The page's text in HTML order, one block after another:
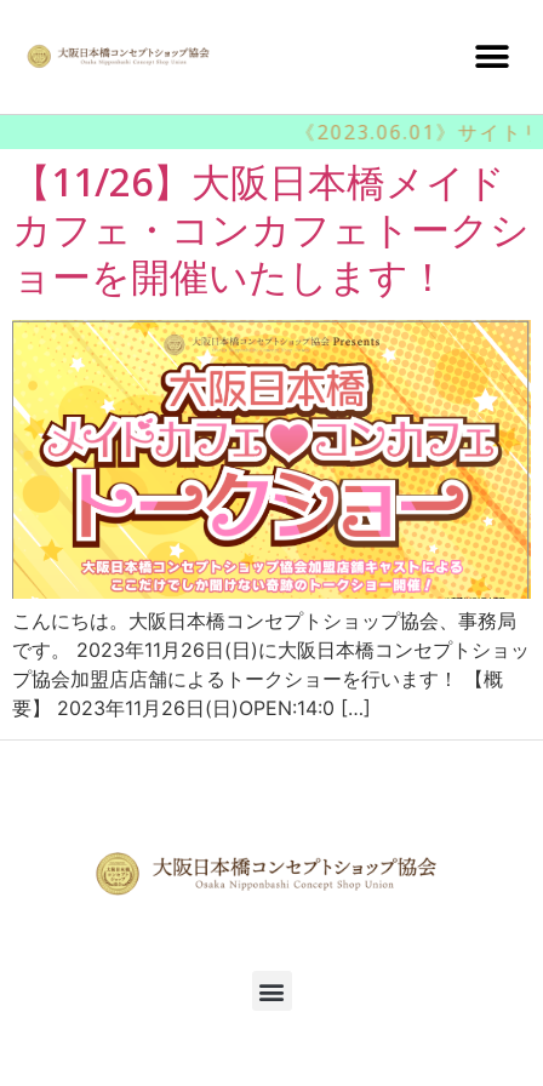
《2023.06.01》サイト
【11/26】大阪日本橋メイド
カフェ・コンカフェトークシ
ョーを開催いたします！
こんにちは。大阪日本橋コンセプトショップ協会、事務局
です。 2023年11月26日(日)に大阪日本橋コンセプトショッ
プ協会加盟店店舗によるトークショーを行います！ 【概
要】 2023年11月26日(日)OPEN:14:0 […]